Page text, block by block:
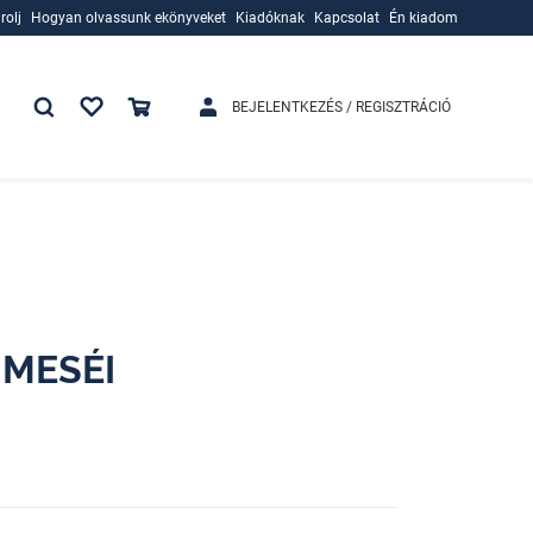
Hogyan olvassunk ekönyveket
Kiadóknak
Kapcsolat Én kiadom
BEJELENTKEZÉS / REGISZTRÁCIÓ